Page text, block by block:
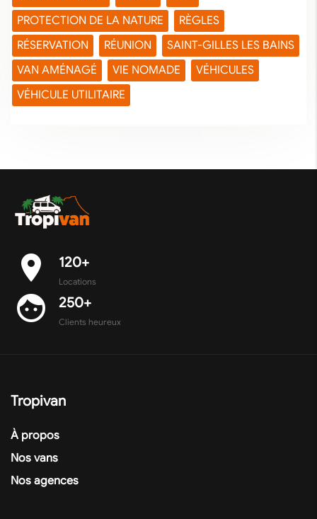
PROTECTION DE LA NATURE
RÈGLES
RÉSERVATION
RÉUNION
SAINT-GILLES LES BAINS
VAN AMÉNAGÉ
VIE NOMADE
VÉHICULES
VÉHICULE UTILITAIRE
place 120+
Locations
face 250+
Clients heureux
Tropivan
À propos
Nos vans
Nos agences